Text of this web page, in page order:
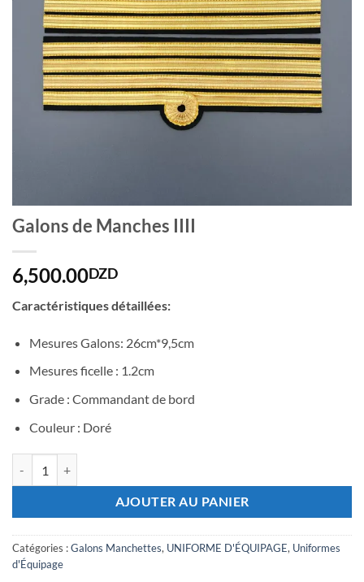
Galons de Manches IIII
6,500.00DZD
Caractéristiques détaillées:
Mesures Galons: 26cm*9,5cm
Mesures ficelle : 1.2cm
Grade : Commandant de bord
Couleur : Doré
AJOUTER AU PANIER
Catégories :Galons Manchettes, UNIFORME D'ÉQUIPAGE, Uniformes
d'Équipage